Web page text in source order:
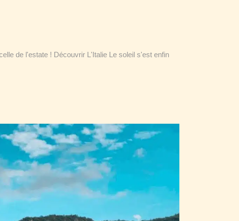
de l'estate ! Découvrir L'Italie Le soleil s'est enfin